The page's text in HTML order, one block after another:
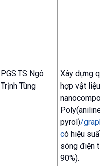
PGS.TS Ngô
Trịnh Tùng
Xây dựng
hợp vật liệu
Poly(aniline-
pyrol)/
có hiệu suất
sóng điện từ
90%).